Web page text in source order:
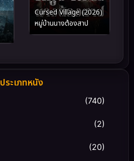
Cursed Village (2026)
หมู่บ้านนางต้องสาป
ประเภทหนัง
(740)
(2)
(20)